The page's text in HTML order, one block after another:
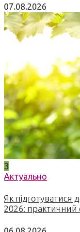
07.08.2026
3
Актуально
Як підготуватися
2026: практичний